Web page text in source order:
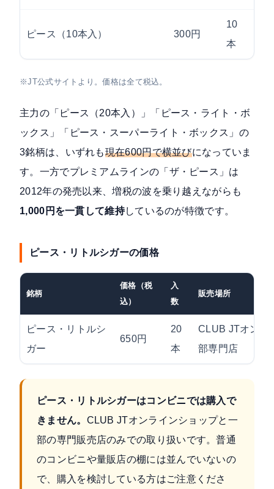
ピース（10本入） 300円
10
本
※JT公式サイトより。価格は全て税込。
主力の「ピース（20本入）」「ピース・ライト・ボ
ックス」「ピース・スーパーライト・ボックス」の
3銘柄は、いずれも現在600円で横並びになっていま
す。一方でプレミアムラインの「ザ・ピース」は
2012年の発売以来、増税の波を乗り越えながらも
1,000円を一貫して維持しているのが特徴です。
ピース・リトルシガーの価格
銘柄
価格（税
込）
入
数
販売場所
ピース・リトルシ
ガー
650円
20
本
CLUB JTオンラ
部専門店
ピース・リトルシガーはコンビニでは購入で
きません。 CLUB JTオンラインショップと一
部の専門販売店のみでの取り扱いです。普通
のコンビニや量販店の棚には並んでいないの
で、購入を検討している方はご注意くださ